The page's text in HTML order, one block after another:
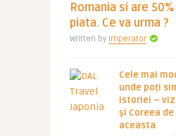
Romania si are
piata. Ce va urma ?
Written by Imperator
Cele mai
unde poți
istoriei –
și Coreea
aceasta